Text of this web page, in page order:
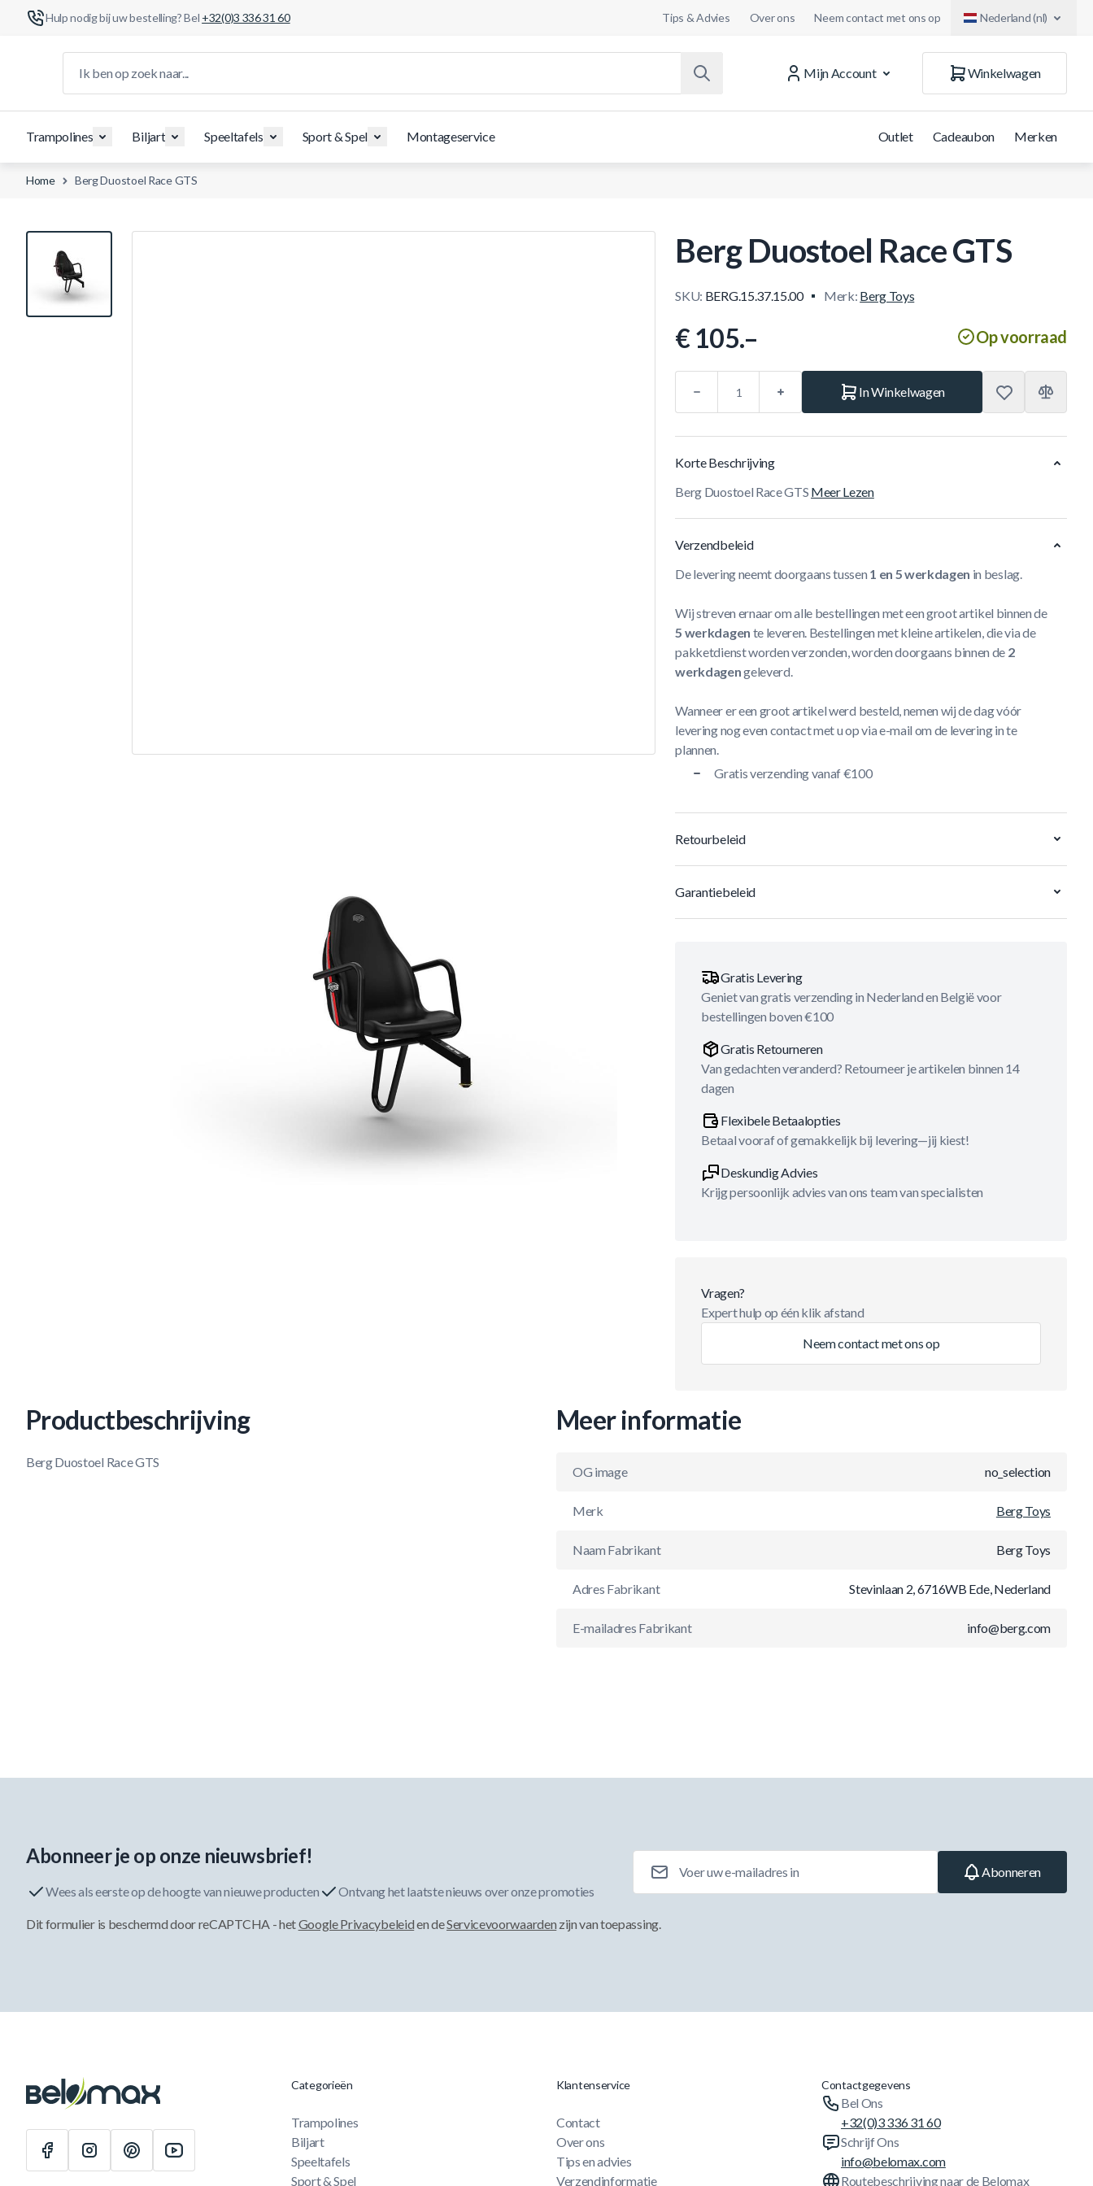
Hulp nodig bij uw bestelling? Bel +32(0)3 336 31 60 Tips & Advies Over ons Neem contact met ons op Nederland (nl)
Mijn Account
Winkelwagen
Trampolines Biljart Speeltafels Sport & Spel Montageservice Outlet Cadeaubon Merken
Home Berg Duostoel Race GTS
View larger image Berg Duostoel Race GTS
SKU: BERG.15.37.15.00 Merk: Berg Toys
€ 105.– Op voorraad
In Winkelwagen
Korte Beschrijving
Berg Duostoel Race GTS Meer Lezen
Verzendbeleid
De levering neemt doorgaans tussen 1 en 5 werkdagen in beslag.
Wij streven ernaar om alle bestellingen met een groot artikel binnen de
5 werkdagen te leveren. Bestellingen met kleine artikelen, die via de
pakketdienst worden verzonden, worden doorgaans binnen de 2
werkdagengeleverd.
Wanneer er een groot artikel werd besteld, nemen wij de dag vóór
levering nog even contact met u op via e-mail om de levering in te
plannen.
Gratis verzending vanaf €100
Retourbeleid
Garantiebeleid
Gratis Levering
Geniet van gratis verzending in Nederland en België voor
bestellingen boven €100
Gratis Retourneren
Van gedachten veranderd? Retourneer je artikelen binnen 14
dagen
Flexibele Betaalopties
Betaal vooraf of gemakkelijk bij levering—jij kiest!
Deskundig Advies
Krijg persoonlijk advies van ons team van specialisten
Vragen?
Expert hulp op één klik afstand
Neem contact met ons op
Productbeschrijving
Berg Duostoel Race GTS
Meer informatie
OG image no_selection
Merk Berg Toys
Naam Fabrikant Berg Toys
Adres Fabrikant Stevinlaan 2, 6716WB Ede, Nederland
E-mailadres Fabrikant info@berg.com
Abonneer je op onze nieuwsbrief!
Wees als eerste op de hoogte van nieuwe producten Ontvang het laatste nieuws over onze promoties
Abonneren
Dit formulier is beschermd door reCAPTCHA - hetGoogle Privacybeleiden deServicevoorwaarden zijn van toepassing.
Categorieën
Trampolines
Biljart
Speeltafels
Sport & Spel
Klantenservice
Contact
Over ons
Tips en advies
Verzendinformatie
Contactgegevens
Bel Ons
+32(0)3 336 31 60
Schrijf Ons
info@belomax.com
Routebeschrijving naar de Belomax